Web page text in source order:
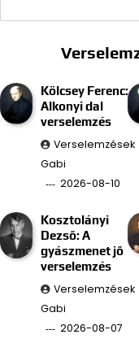
Kölcsey Ferenc:
Alkonyi dal
verselemzés
Verselemzések
Gabi
2026-08-10
Kosztolányi
Dezső: A
gyászmenet jő
verselemzés
Verselemzések
Gabi
2026-08-07